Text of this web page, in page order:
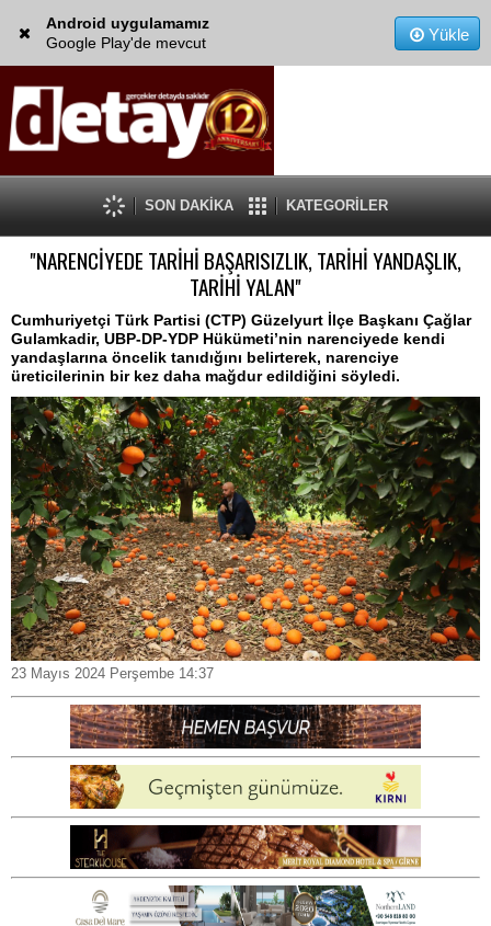
Android uygulamamız
Google Play'de mevcut
Yükle
SON DAKİKA KATEGORİLER
"NARENCİYEDE TARİHİ BAŞARISIZLIK, TARİHİ YANDAŞLIK,
TARİHİ YALAN"
Cumhuriyetçi Türk Partisi (CTP) Güzelyurt İlçe Başkanı Çağlar
Gulamkadir, UBP-DP-YDP Hükümeti’nin narenciyede kendi
yandaşlarına öncelik tanıdığını belirterek, narenciye
üreticilerinin bir kez daha mağdur edildiğini söyledi.
23 Mayıs 2024 Perşembe 14:37